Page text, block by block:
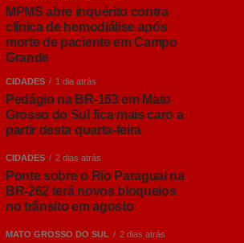
MPMS abre inquérito contra
clínica de hemodiálise após
morte de paciente em Campo
Grande
CIDADES 1 dia atrás
Pedágio na BR-163 em Mato
Grosso do Sul fica mais caro a
partir desta quarta-feira
CIDADES 2 dias atrás
Ponte sobre o Rio Paraguai na
BR-262 terá novos bloqueios
no trânsito em agosto
MATO GROSSO DO SUL 2 dias atrás